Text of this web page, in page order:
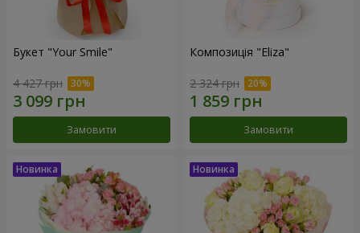
Букет "Your Smile"
4 427 грн
Замовити
Композиція "Eliza"
2 324 грн
Замовити